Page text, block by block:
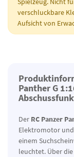
verschluckbare
Aufsicht von
Panther G
Der RC Panzer
Elektromotor
einem
leuchtet. Über